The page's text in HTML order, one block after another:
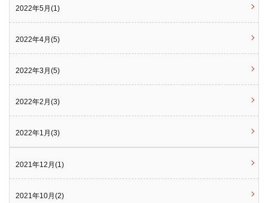
2022年5月(1)
2022年4月(5)
2022年3月(5)
2022年2月(3)
2022年1月(3)
2021年12月(1)
2021年10月(2)